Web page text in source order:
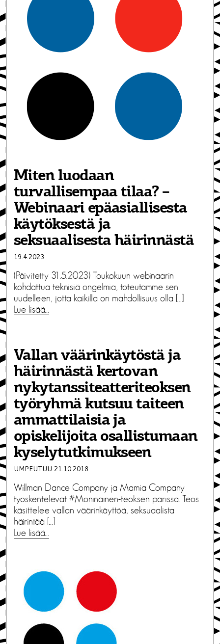
Miten luodaan
turvallisempaa tilaa? –
Webinaari epäasiallisesta
käytöksestä ja
seksuaalisesta häirinnästä
19.4.2023
(Päivitetty 31.5.2023) Toukokuun webinaarin
kohdattua teknisiä ongelmia, toteutamme sen
uudelleen, jotta kaikilla on mahdollisuus olla […]
Lue lisää…
Vallan väärinkäytöstä ja
häirinnästä kertovan
nykytanssiteatteriteoksen
työryhmä kutsuu taiteen
ammattilaisia ja
opiskelijoita osallistumaan
kyselytutkimukseen
UMPEUTUU 21.10.2018
Willman Dance Company ja Mamia Company
työskentelevät #Moninainen-teoksen parissa. Teos
käsittelee vallan väärinkäyttöä, seksuaalista
häirintää […]
Lue lisää…